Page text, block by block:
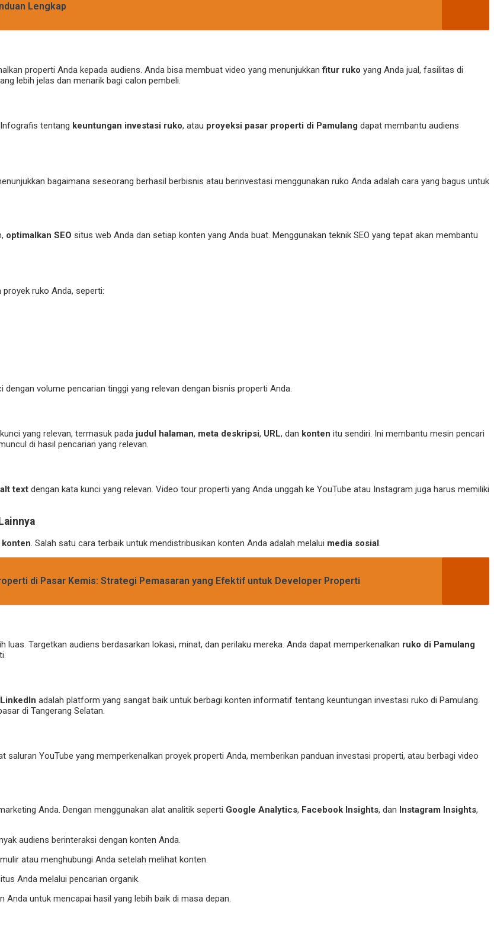
Lengkap
properti Anda kepada audiens. Anda bisa membuat video yang menunjukkanfitur ruko yang Anda jual, fasilitas di
lebih jelas dan menarik bagi calon pembeli.
tentang keuntungan investasi ruko, atau proyeksi pasar properti di Pamulang dapat membantu audiens
bagaimana seseorang berhasil berbisnis atau berinvestasi menggunakan ruko Anda adalah cara yang bagus untuk
optimalkan SEO situs web Anda dan setiap konten yang Anda buat. Menggunakan teknik SEO yang tepat akan membantu
proyek ruko Anda, seperti:
dengan volume pencarian tinggi yang relevan dengan bisnis properti Anda.
yang relevan, termasuk pada judul halaman, meta deskripsi, URL, dan konten itu sendiri. Ini membantu mesin pencari
di hasil pencarian yang relevan.
alt text dengan kata kunci yang relevan. Video tour properti yang Anda unggah ke YouTube atau Instagram juga harus memiliki
. Salah satu cara terbaik untuk mendistribusikan konten Anda adalah melalui media sosial.
di Pasar Kemis: Strategi Pemasaran yang Efektif untuk Developer Properti
luas. Targetkan audiens berdasarkan lokasi, minat, dan perilaku mereka. Anda dapat memperkenalkan ruko di Pamulang
LinkedIn adalah platform yang sangat baik untuk berbagi konten informatif tentang keuntungan investasi ruko di Pamulang.
di Tangerang Selatan.
saluran YouTube yang memperkenalkan proyek properti Anda, memberikan panduan investasi properti, atau berbagi video
Anda. Dengan menggunakan alat analitik seperti Google Analytics, Facebook Insights, dan Instagram Insights,
audiens berinteraksi dengan konten Anda.
atau menghubungi Anda setelah melihat konten.
Anda melalui pencarian organik.
untuk mencapai hasil yang lebih baik di masa depan.